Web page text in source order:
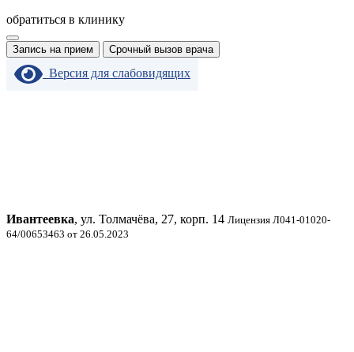
обратиться в клинику
Запись на прием Срочный вызов врача
Версия для слабовидящих
Ивантеевка, ул. Толмачёва, 27, корп. 14 Лицензия Л041-01020-
64/00653463 от 26.05.2023